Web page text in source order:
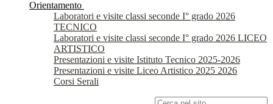
Orientamento
Laboratori e visite classi seconde I° grado 2026
TECNICO
Laboratori e visite classi seconde I° grado 2026 LICEO
ARTISTICO
Presentazioni e visite Istituto Tecnico 2025-2026
Presentazioni e visite Liceo Artistico 2025 2026
Corsi Serali